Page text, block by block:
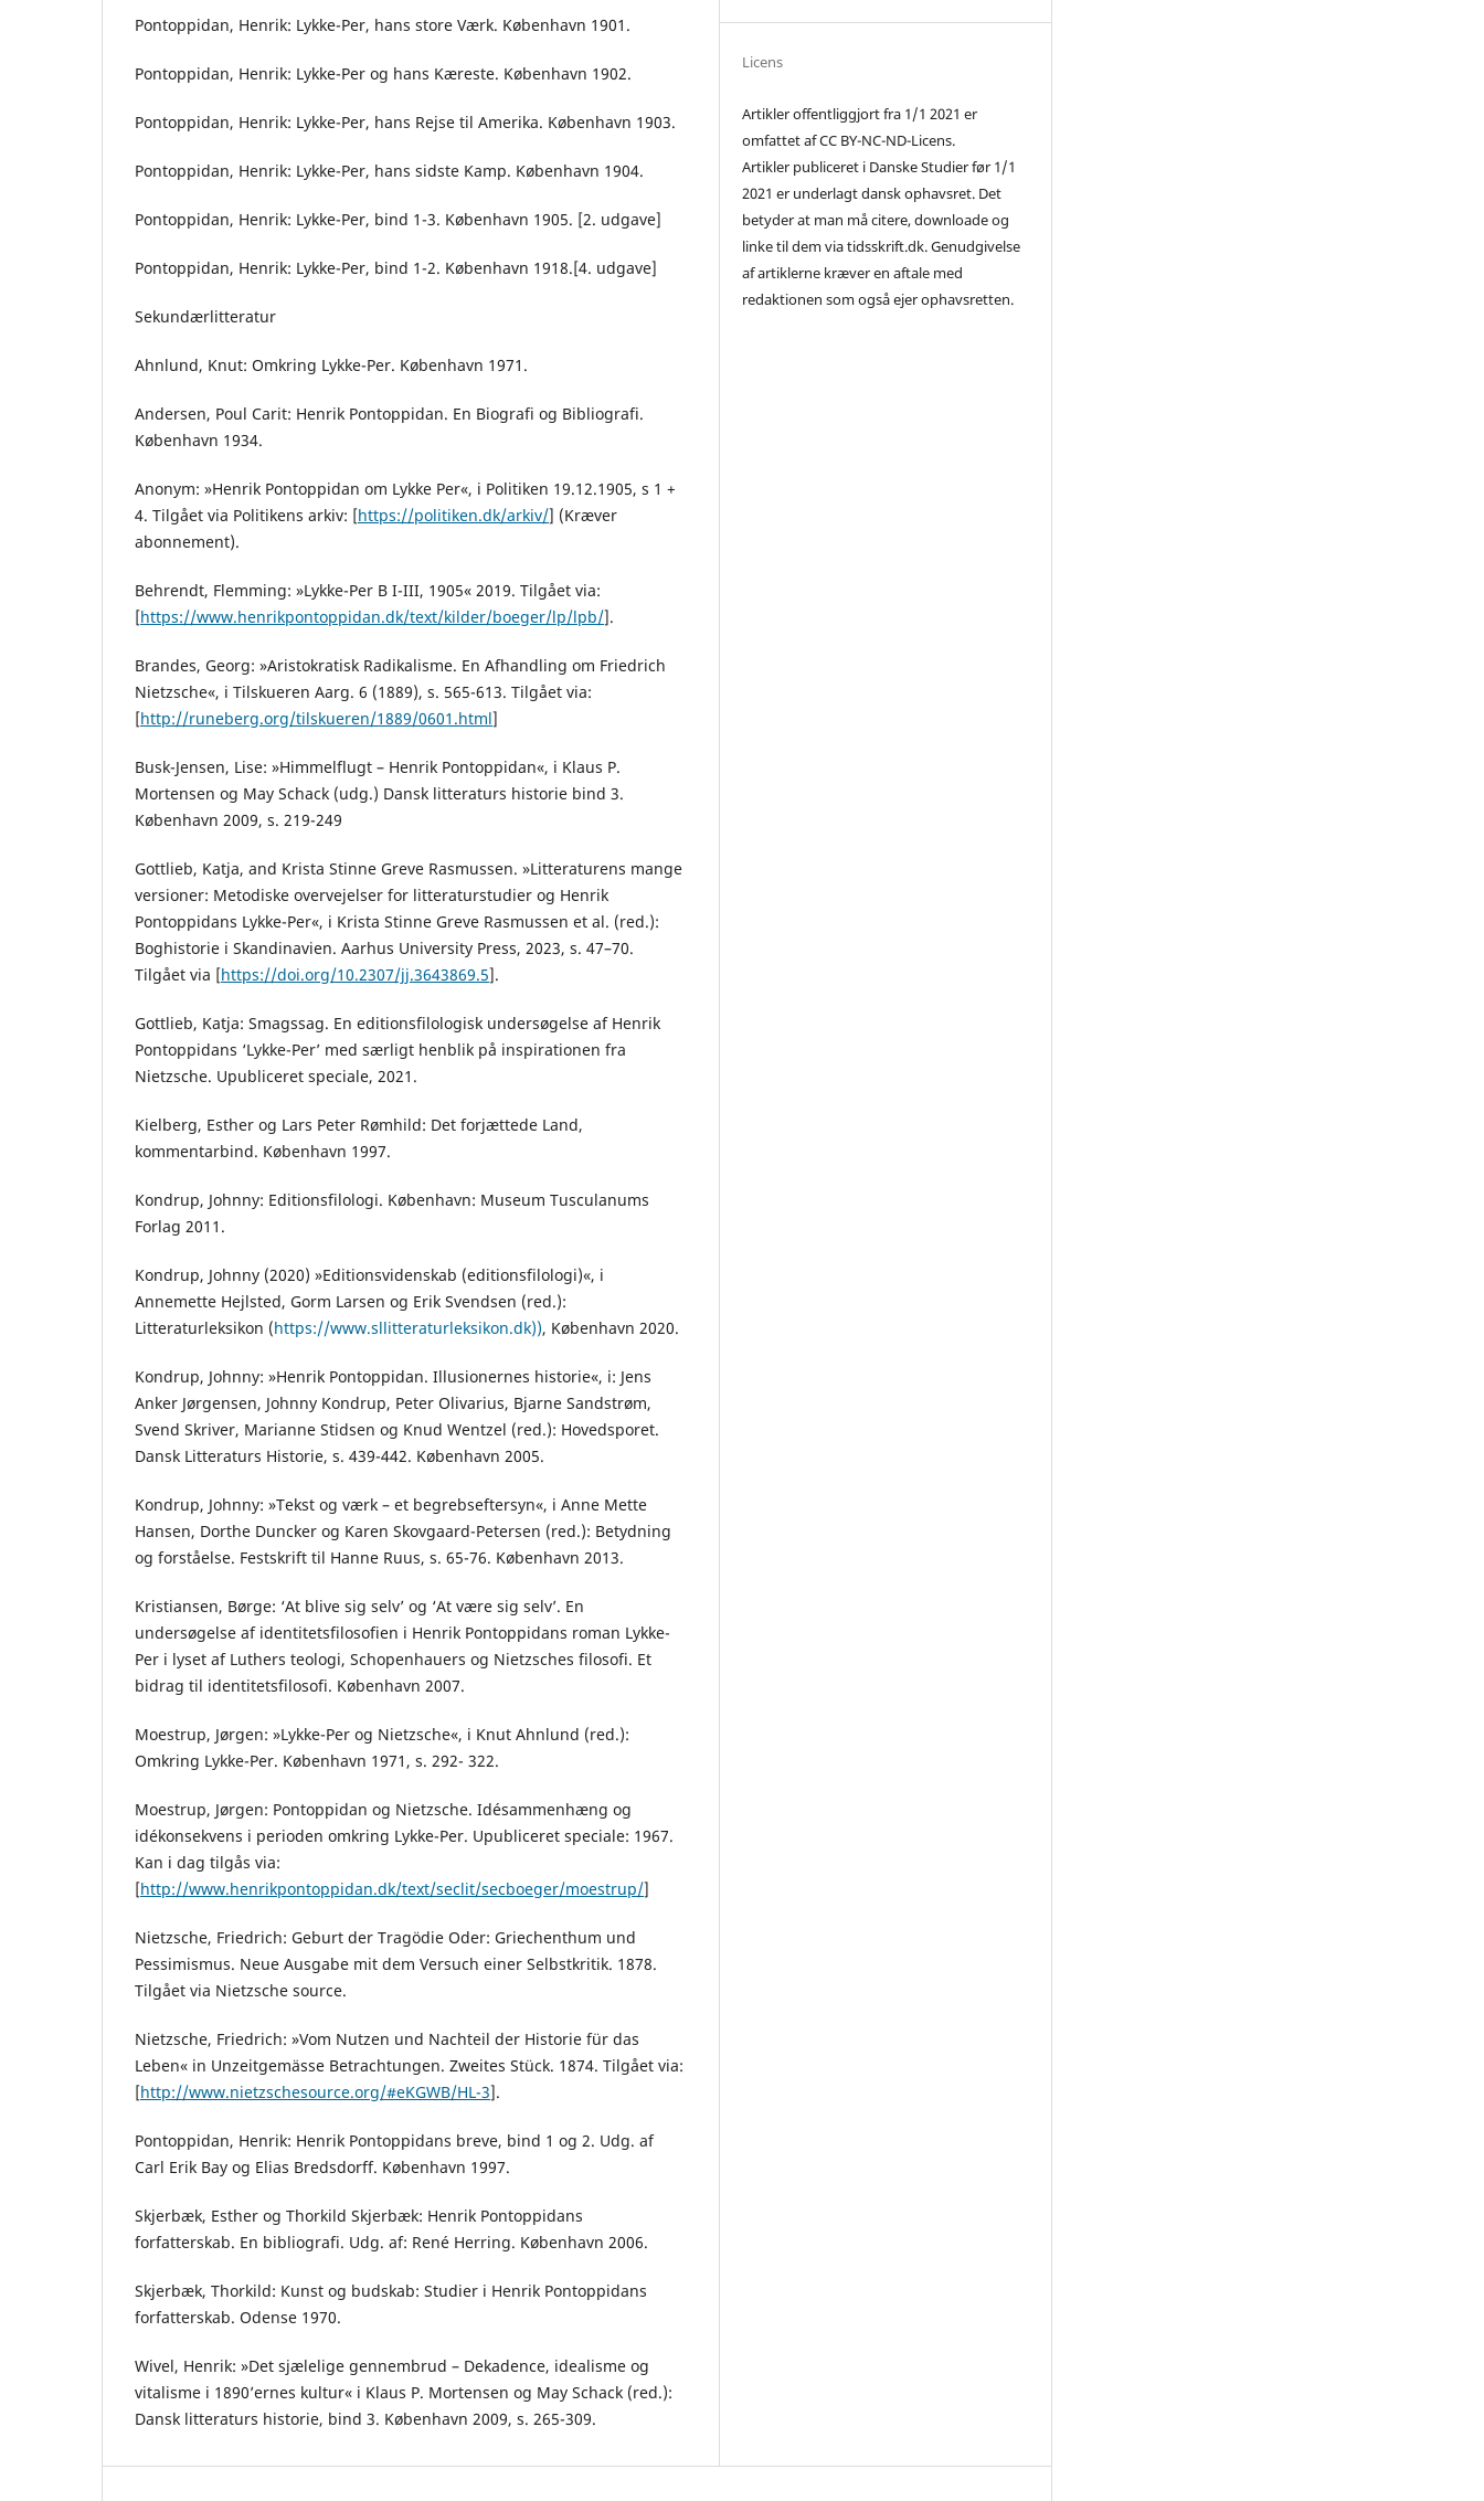
Pontoppidan, Henrik: Lykke-Per, hans store Værk. København 1901.
Pontoppidan, Henrik: Lykke-Per og hans Kæreste. København 1902.
Pontoppidan, Henrik: Lykke-Per, hans Rejse til Amerika. København 1903.
Pontoppidan, Henrik: Lykke-Per, hans sidste Kamp. København 1904.
Pontoppidan, Henrik: Lykke-Per, bind 1-3. København 1905. [2. udgave]
Pontoppidan, Henrik: Lykke-Per, bind 1-2. København 1918.[4. udgave]
Sekundærlitteratur
Ahnlund, Knut: Omkring Lykke-Per. København 1971.
Andersen, Poul Carit: Henrik Pontoppidan. En Biografi og Bibliografi.
København 1934.
Anonym: »Henrik Pontoppidan om Lykke Per«, i Politiken 19.12.1905, s 1 +
4. Tilgået via Politikens arkiv: [https://politiken.dk/arkiv/] (Kræver
abonnement).
Behrendt, Flemming: »Lykke-Per B I-III, 1905« 2019. Tilgået via:
[https://www.henrikpontoppidan.dk/text/kilder/boeger/lp/lpb/].
Brandes, Georg: »Aristokratisk Radikalisme. En Afhandling om Friedrich
Nietzsche«, i Tilskueren Aarg. 6 (1889), s. 565-613. Tilgået via:
[http://runeberg.org/tilskueren/1889/0601.html]
Busk-Jensen, Lise: »Himmelflugt – Henrik Pontoppidan«, i Klaus P.
Mortensen og May Schack (udg.) Dansk litteraturs historie bind 3.
København 2009, s. 219-249
Gottlieb, Katja, and Krista Stinne Greve Rasmussen. »Litteraturens mange
versioner: Metodiske overvejelser for litteraturstudier og Henrik
Pontoppidans Lykke-Per«, i Krista Stinne Greve Rasmussen et al. (red.):
Boghistorie i Skandinavien. Aarhus University Press, 2023, s. 47–70.
Tilgået via [https://doi.org/10.2307/jj.3643869.5].
Gottlieb, Katja: Smagssag. En editionsfilologisk undersøgelse af Henrik
Pontoppidans ‘Lykke-Per’ med særligt henblik på inspirationen fra
Nietzsche. Upubliceret speciale, 2021.
Kielberg, Esther og Lars Peter Rømhild: Det forjættede Land,
kommentarbind. København 1997.
Kondrup, Johnny: Editionsfilologi. København: Museum Tusculanums
Forlag 2011.
Kondrup, Johnny (2020) »Editionsvidenskab (editionsfilologi)«, i
Annemette Hejlsted, Gorm Larsen og Erik Svendsen (red.):
Litteraturleksikon (https://www.sllitteraturleksikon.dk)), København 2020.
Kondrup, Johnny: »Henrik Pontoppidan. Illusionernes historie«, i: Jens
Anker Jørgensen, Johnny Kondrup, Peter Olivarius, Bjarne Sandstrøm,
Svend Skriver, Marianne Stidsen og Knud Wentzel (red.): Hovedsporet.
Dansk Litteraturs Historie, s. 439-442. København 2005.
Kondrup, Johnny: »Tekst og værk – et begrebseftersyn«, i Anne Mette
Hansen, Dorthe Duncker og Karen Skovgaard-Petersen (red.): Betydning
og forståelse. Festskrift til Hanne Ruus, s. 65-76. København 2013.
Kristiansen, Børge: ‘At blive sig selv’ og ‘At være sig selv’. En
undersøgelse af identitetsfilosofien i Henrik Pontoppidans roman Lykke-
Per i lyset af Luthers teologi, Schopenhauers og Nietzsches filosofi. Et
bidrag til identitetsfilosofi. København 2007.
Moestrup, Jørgen: »Lykke-Per og Nietzsche«, i Knut Ahnlund (red.):
Omkring Lykke-Per. København 1971, s. 292- 322.
Moestrup, Jørgen: Pontoppidan og Nietzsche. Idésammenhæng og
idékonsekvens i perioden omkring Lykke-Per. Upubliceret speciale: 1967.
Kan i dag tilgås via:
[http://www.henrikpontoppidan.dk/text/seclit/secboeger/moestrup/]
Nietzsche, Friedrich: Geburt der Tragödie Oder: Griechenthum und
Pessimismus. Neue Ausgabe mit dem Versuch einer Selbstkritik. 1878.
Tilgået via Nietzsche source.
Nietzsche, Friedrich: »Vom Nutzen und Nachteil der Historie für das
Leben« in Unzeitgemässe Betrachtungen. Zweites Stück. 1874. Tilgået via:
[http://www.nietzschesource.org/#eKGWB/HL-3].
Pontoppidan, Henrik: Henrik Pontoppidans breve, bind 1 og 2. Udg. af
Carl Erik Bay og Elias Bredsdorff. København 1997.
Skjerbæk, Esther og Thorkild Skjerbæk: Henrik Pontoppidans
forfatterskab. En bibliografi. Udg. af: René Herring. København 2006.
Skjerbæk, Thorkild: Kunst og budskab: Studier i Henrik Pontoppidans
forfatterskab. Odense 1970.
Wivel, Henrik: »Det sjælelige gennembrud – Dekadence, idealisme og
vitalisme i 1890’ernes kultur« i Klaus P. Mortensen og May Schack (red.):
Dansk litteraturs historie, bind 3. København 2009, s. 265-309.
Licens
Artikler offentliggjort fra 1/1 2021 er
omfattet af CC BY-NC-ND-Licens.
Artikler publiceret i Danske Studier før 1/1
2021 er underlagt dansk ophavsret. Det
betyder at man må citere, downloade og
linke til dem via tidsskrift.dk. Genudgivelse
af artiklerne kræver en aftale med
redaktionen som også ejer ophavsretten.